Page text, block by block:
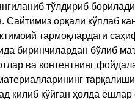
тўлдириб
орқали кўплаб
тармоқлардаги
биринчилардан бўлиб
ва контентнинг
қилиб қўйган ҳолда